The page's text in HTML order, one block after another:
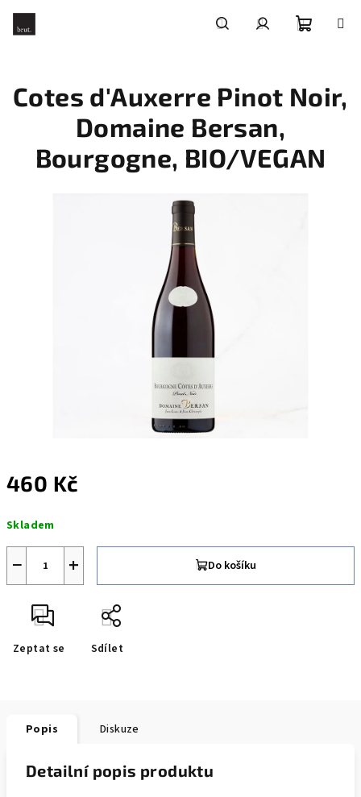
obsah
košík
460 Kč
cena:
Skladem
+
− Do košíku
Zeptat se Sdílet
Cotes d'Auxerre Pinot Noir,
Domaine Bersan,
Bourgogne, BIO/VEGAN
Popis Diskuze
Detailní popis produktu